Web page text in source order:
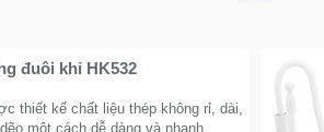
đuôi khỉ HK532
thiết kế chất liệu thép không rỉ, dài,
một cách dễ dàng và nhanh